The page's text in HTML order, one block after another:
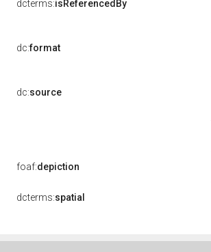
dcterms:isReferencedBy
dc:format
dc:source
foaf:depiction
dcterms:spatial